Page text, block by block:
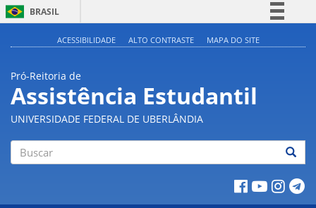
BRASIL
Acesso à informação
Legislação
Canais
ACESSIBILIDADE ALTO CONTRASTE MAPA DO SITE
Pró-Reitoria de
Assistência Estudantil
UNIVERSIDADE FEDERAL DE UBERLÂNDIA